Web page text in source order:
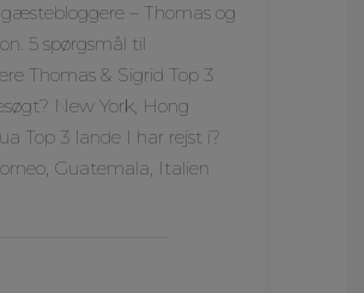
– Thomas og
5 spørgsmål til
Thomas & Sigrid Top 3
New York, Hong
Top 3 lande I har rejst i?
Guatemala, Italien